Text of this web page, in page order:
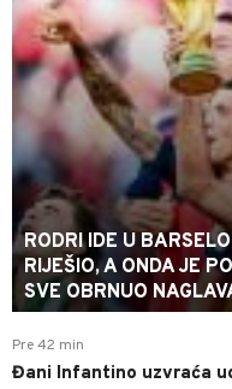
RODRI IDE U
RIJEŠIO, A ONDA JE
SVE OBRNUO
Pre 42 min
Đani Infantino uzvraća